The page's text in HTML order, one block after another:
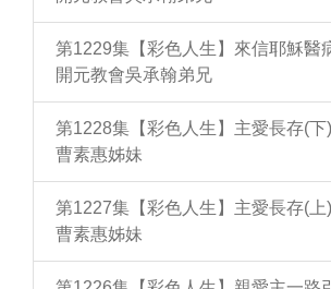
第1229集【彩色人生】來信耶穌醫
開元教會吳承翰弟兄
第1228集【彩色人生】主愛長存(下
曹素惠姊妹
第1227集【彩色人生】主愛長存(上
曹素惠姊妹